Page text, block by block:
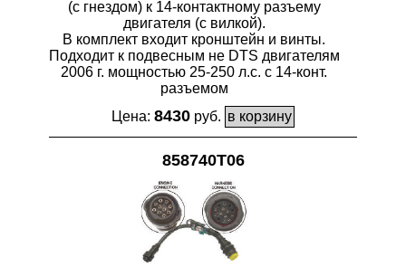
(с гнездом) к 14-контактному разъему
двигателя (с вилкой).
В комплект входит кронштейн и винты.
Подходит к подвесным не DTS двигателям
2006 г. мощностью 25-250 л.с. с 14-конт.
разъемом
Цена: 8430 руб.
858740T06